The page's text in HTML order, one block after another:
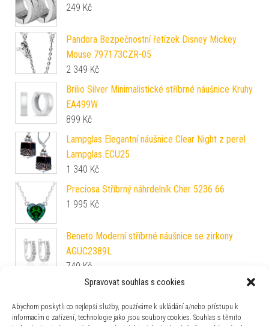
Spravovat souhlas s cookies
Abychom poskytli co nejlepší služby, používáme k ukládání a/nebo přístupu k
informacím o zařízení, technologie jako jsou soubory cookies. Souhlas s těmito
249 Kč
Pandora Bezpečnostní řetízek Disney Mickey
Mouse 797173CZR-05
2 349 Kč
Brilio Silver Minimalistické stříbrné náušnice Kruhy
EA499W
899 Kč
Lampglas Elegantní náušnice Clear Night z perel
Lampglas ECU25
1 340 Kč
Preciosa Stříbrný náhrdelník Cher 5236 66
1 995 Kč
Beneto Moderní stříbrné náušnice se zirkony
AGUC2389L
740 Kč
Engelsrufer Stříbrný řetízek Anker ERN-E 45 cm
1 260
Kč